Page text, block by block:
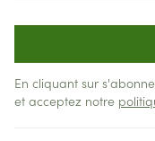
En cliquant sur
et acceptez notre